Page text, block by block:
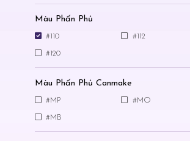
Màu Phấn Phủ
#110 #112
#120
Màu Phấn Phủ Canmake
#MP #MO
#MB